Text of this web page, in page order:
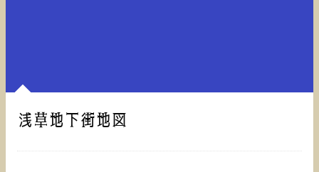
浅草地下街地図